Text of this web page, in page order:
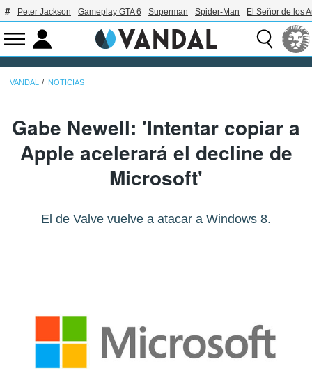
Peter Jackson Gameplay GTA 6 Superman Spider-Man El Señor de los
VANDAL NOTICIAS
Gabe Newell: 'Intentar copiar a
Apple acelerará el decline de
Microsoft'
El de Valve vuelve a atacar a Windows 8.